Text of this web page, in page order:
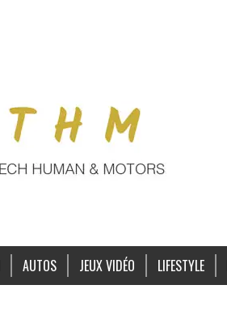
AUTOS JEUX VIDÉO LIFESTYLE